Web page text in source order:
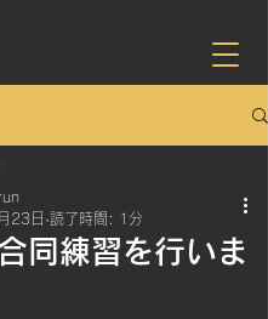
同練習を行いま
23日 読了時間: 1分